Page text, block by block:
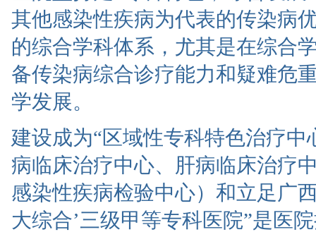
其他感染性疾病为代表的传染病
的综合学科体系，尤其是在综合
备传染病综合诊疗能力和疑难危
学发展。
建设成为“区域性专科特色治疗
病临床治疗中心、肝病临床治疗
感染性疾病检验中心）和立足广
大综合’三级甲等专科医院”是医